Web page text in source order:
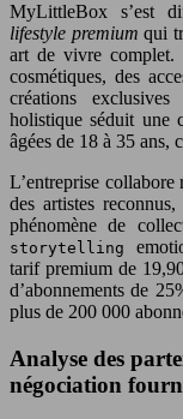
MyLittleBox s’est
lifestyle premiumqui
art de vivre complet.
cosmétiques, des
créations
holistique séduit une
âgées de 18 à 35 ans,
L’entreprise collabore
des artistes
phénomène de
storytelling
tarif premium de
d’abonnements de
plus de 200 000
Analyse des
négociation